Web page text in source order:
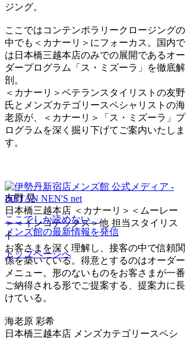
ジング。
ここではコンテンポラリークロージングの
中でも＜カナーリ＞にフォーカス。国内で
は日本橋三越本店のみでの展開であるオー
ダープログラム「ス・ミズーラ」を徹底解
剖。
＜カナーリ＞ベテランスタイリストの友野
氏と メンズカテゴリースペシャリストの海
老原が、＜カナーリ＞「ス・ミズーラ」プ
ログラムを深く掘り下げてご案内いたしま
す。
友野 晃
日本橋三越本店 ＜カナーリ＞＜ムーレー
＞＜インコテックス＞他 担当スタイリス
ト
お客さまを深く理解し、接客の中で信頼関
係を築いている。得意とするのはオーダー
メニュー。形のないものをお客さまが一番
ご納得される形でご提案する、提案力に長
けている。
海老原 彩希
日本橋三越本店 メンズカテゴリースペシ
ここでしか読めない、
メンズ館の最新情報を発信
トップページへ